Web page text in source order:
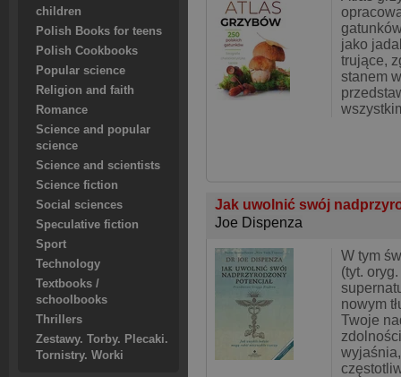
children
Polish Books for teens
Polish Cookbooks
Popular science
Religion and faith
Romance
Science and popular
science
Science and scientists
Science fiction
Social sciences
Speculative fiction
Sport
Technology
Textbooks /
schoolbooks
Thrillers
Zestawy. Torby. Plecaki.
Tornistry. Worki
jako
trujące,
stanem
Jak uwolnić swój
Joe Dispenza
W tym
(tyt.
nowym
Twoje